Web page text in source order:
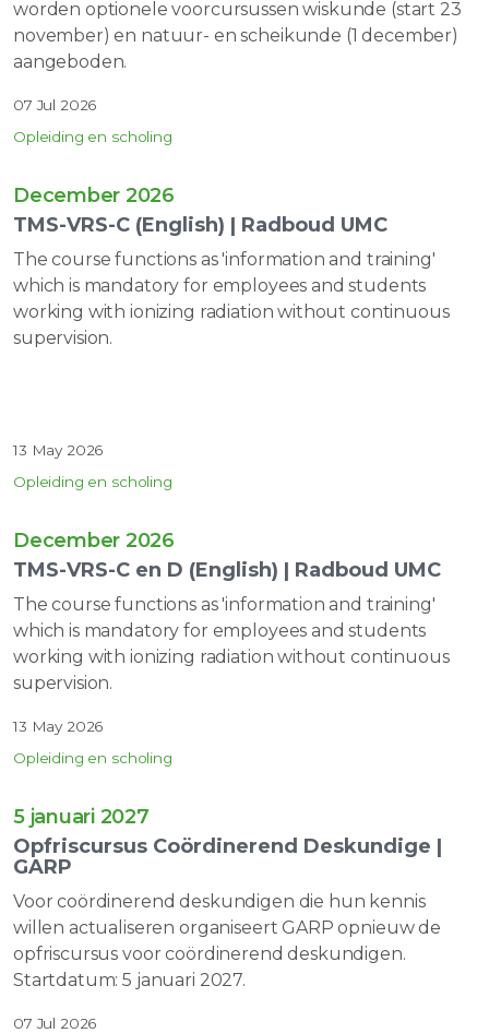
worden optionele voorcursussen wiskunde (start 23
november) en natuur- en scheikunde (1 december)
aangeboden.
07 Jul 2026
Opleiding en scholing
December 2026
TMS-VRS-C (English) | Radboud UMC
The course functions as 'information and training'
which is mandatory for employees and students
working with ionizing radiation without continuous
supervision.
13 May 2026
Opleiding en scholing
December 2026
TMS-VRS-C en D (English) | Radboud UMC
The course functions as 'information and training'
which is mandatory for employees and students
working with ionizing radiation without continuous
supervision.
13 May 2026
Opleiding en scholing
5 januari 2027
Opfriscursus Coördinerend Deskundige |
GARP
Voor coördinerend deskundigen die hun kennis
willen actualiseren organiseert GARP opnieuw de
opfriscursus voor coördinerend deskundigen.
Startdatum: 5 januari 2027.
07 Jul 2026